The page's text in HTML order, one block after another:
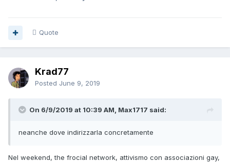
Quote
Krad77
Posted June 9, 2019
On 6/9/2019 at 10:39 AM, Max1717 said:
neanche dove indirizzarla concretamente
Nel weekend, the frocial network, attivismo con associazioni gay,